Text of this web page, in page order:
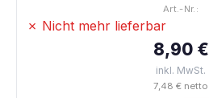
Art.-Nr.:
✗ Nicht mehr lieferbar
8,90 €
inkl. MwSt.
7,48 € netto